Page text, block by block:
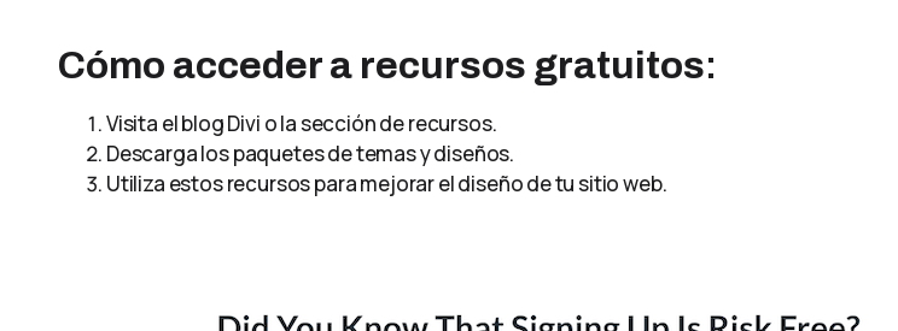
Cómo acceder a recursos gratuitos:
Visita el blog Divi o la sección de recursos.
Descarga los paquetes de temas y diseños.
Utiliza estos recursos para mejorar el diseño de tu sitio web.